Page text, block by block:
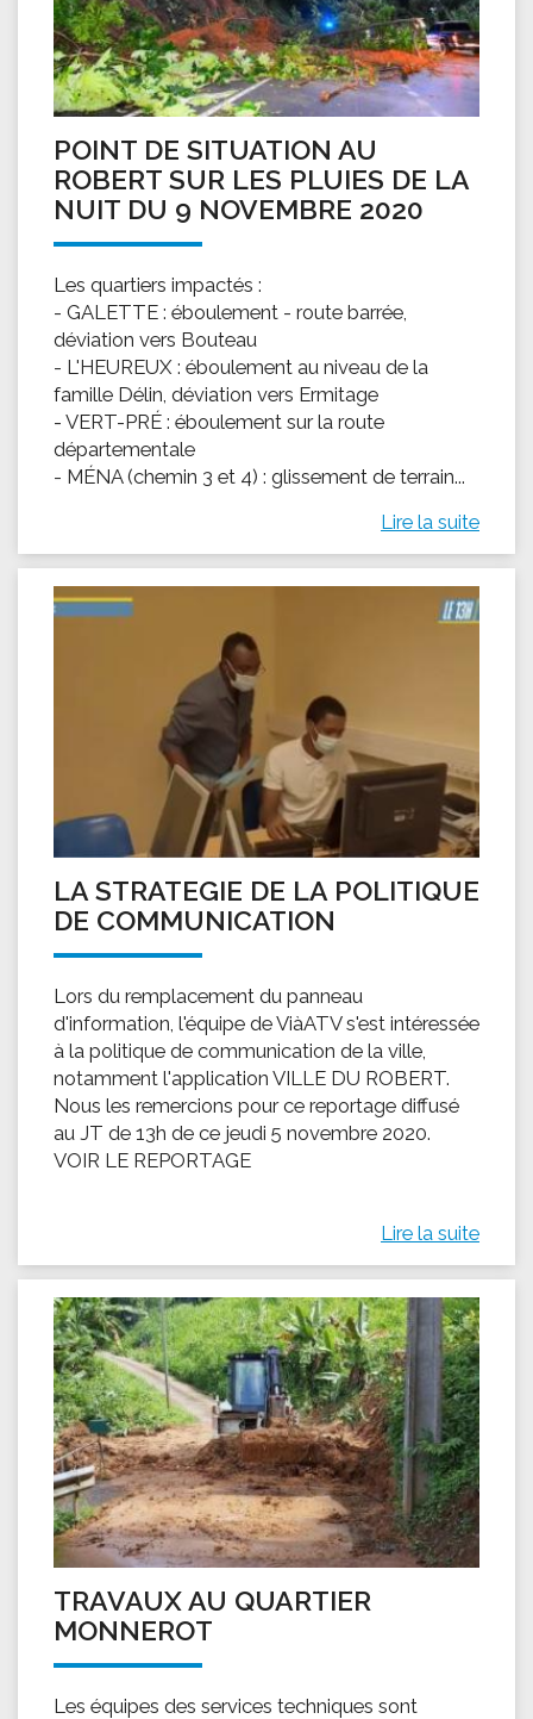
POINT DE SITUATION AU
ROBERT SUR LES PLUIES DE LA
NUIT DU 9 NOVEMBRE 2020
Les quartiers impactés :
- GALETTE : éboulement - route barrée,
déviation vers Bouteau
- L'HEUREUX : éboulement au niveau de la
famille Délin, déviation vers Ermitage
- VERT-PRÉ : éboulement sur la route
départementale
- MÉNA (chemin 3 et 4) : glissement de terrain...
Lire la suite
LA STRATEGIE DE LA POLITIQUE
DE COMMUNICATION
Lors du remplacement du panneau
d'information, l'équipe de ViàATV s'est intéressée
à la politique de communication de la ville,
notamment l'application VILLE DU ROBERT.
Nous les remercions pour ce reportage diffusé
au JT de 13h de ce jeudi 5 novembre 2020.
VOIR LE REPORTAGE
Lire la suite
TRAVAUX AU QUARTIER
MONNEROT
Les équipes des services techniques sont